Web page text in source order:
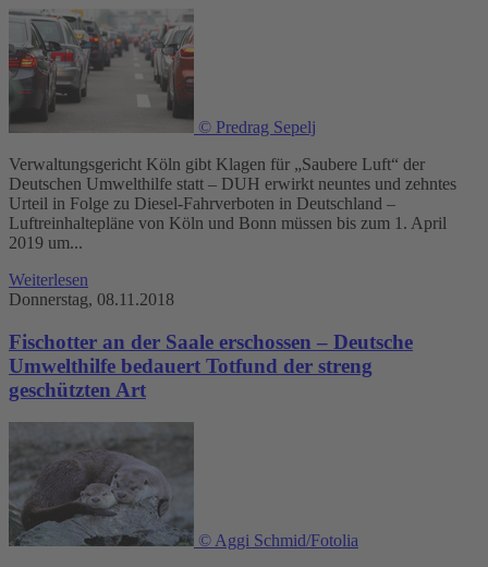
© Predrag Sepelj
Verwaltungsgericht Köln gibt Klagen für „Saubere Luft“ der
Deutschen Umwelthilfe statt – DUH erwirkt neuntes und zehntes
Urteil in Folge zu Diesel-Fahrverboten in Deutschland –
Luftreinhaltepläne von Köln und Bonn müssen bis zum 1. April
2019 um...
Weiterlesen
Donnerstag, 08.11.2018
Fischotter an der Saale erschossen – Deutsche
Umwelthilfe bedauert Totfund der streng
geschützten Art
© Aggi Schmid/Fotolia